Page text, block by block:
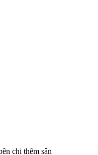
chi thêm sân